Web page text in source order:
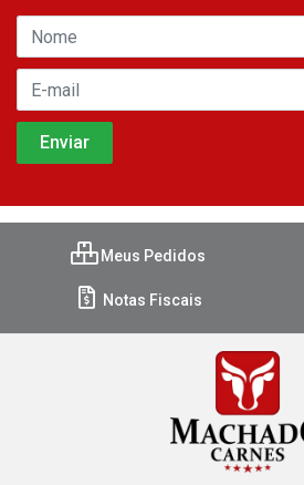
Meus Pedidos
Notas Fiscais